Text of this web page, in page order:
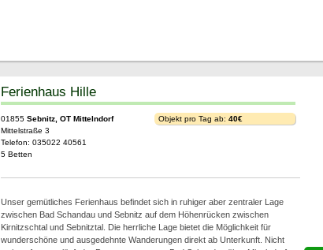
Ferienhaus Hille
01855 Sebnitz, OT Mittelndorf
Mittelstraße 3
Telefon: 035022 40561
5 Betten
Objekt pro Tag ab: 40€
Unser gemütliches Ferienhaus befindet sich in ruhiger aber zentraler Lage
zwischen Bad Schandau und Sebnitz auf dem Höhenrücken zwischen
Kirnitzschtal und Sebnitztal. Die herrliche Lage bietet die Möglichkeit für
wunderschöne und ausgedehnte Wanderungen direkt ab Unterkunft. Nicht